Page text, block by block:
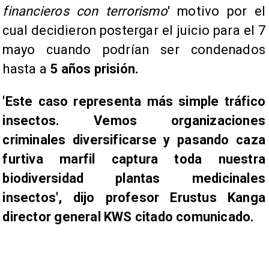
financieros con terrorismo' motivo por el
cual decidieron postergar el juicio para el 7
mayo cuando podrían ser condenados
hasta a 5 años prisión.
'Este caso representa más simple tráfico
insectos. Vemos organizaciones
criminales diversificarse y pasando caza
furtiva marfil captura toda nuestra
biodiversidad plantas medicinales
insectos', dijo profesor Erustus Kanga
director general KWS citado comunicado.